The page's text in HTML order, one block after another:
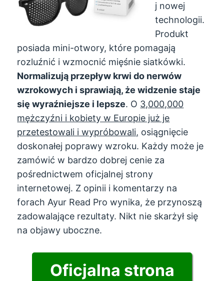
j nowej
technologii.
Produkt
posiada mini-otwory, które pomagają
rozluźnić i wzmocnić mięśnie siatkówki.
Normalizują przepływ krwi do nerwów
wzrokowych i sprawiają, że widzenie staje
się wyraźniejsze i lepsze. O 3,000,000
mężczyźni i kobiety w Europie już je
przetestowali i wypróbowali, osiągnięcie
doskonałej poprawy wzroku. Każdy może je
zamówić w bardzo dobrej cenie za
pośrednictwem oficjalnej strony
internetowej. Z opinii i komentarzy na
forach Ayur Read Pro wynika, że ​​przynoszą
zadowalające rezultaty. Nikt nie skarżył się
na objawy uboczne.
Oficjalna strona